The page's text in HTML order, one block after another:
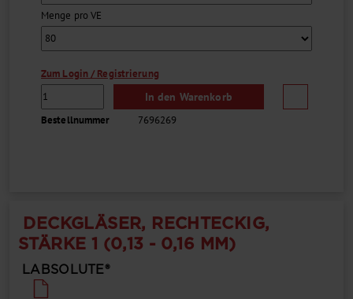
Menge pro VE
Zum Login / Registrierung
In den Warenkorb
Bestellnummer 7696269
DECKGLÄSER, RECHTECKIG,
STÄRKE 1 (0,13 - 0,16 MM)
LABSOLUTE®